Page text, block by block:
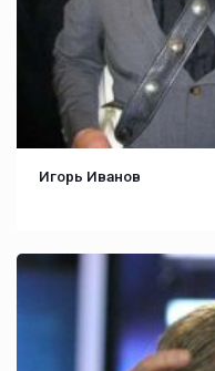
Игорь Иванов